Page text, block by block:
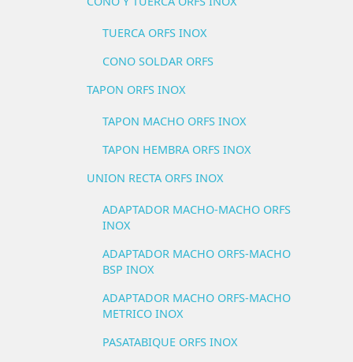
TUERCA ORFS INOX
CONO SOLDAR ORFS
TAPON ORFS INOX
TAPON MACHO ORFS INOX
TAPON HEMBRA ORFS INOX
UNION RECTA ORFS INOX
ADAPTADOR MACHO-MACHO ORFS
INOX
ADAPTADOR MACHO ORFS-MACHO
BSP INOX
ADAPTADOR MACHO ORFS-MACHO
METRICO INOX
PASATABIQUE ORFS INOX